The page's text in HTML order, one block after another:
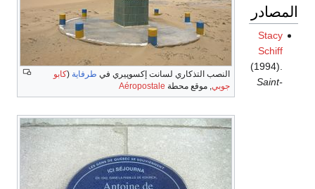
النصب التذكاري لسانت إكسوپيري في طرفاية (كابو
جوبي , موقع محطة Aéropostale
المصادر
Stacy
Schiff
(1994).
Saint-